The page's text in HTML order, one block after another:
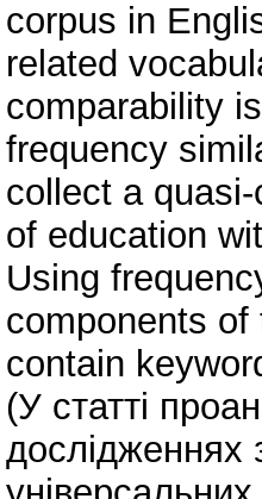
corpus in
related
comparability
frequency
collect a
of education
Using
components
contain
(У статті
дослідженнях